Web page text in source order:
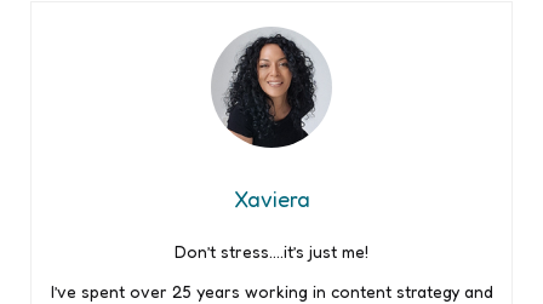
Xaviera
Don’t stress….it’s just me!
I’ve spent over 25 years working in content strategy and